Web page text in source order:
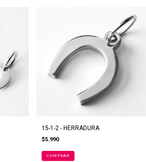
15-1-2 - HERRADURA
$5.990
COMPRAR